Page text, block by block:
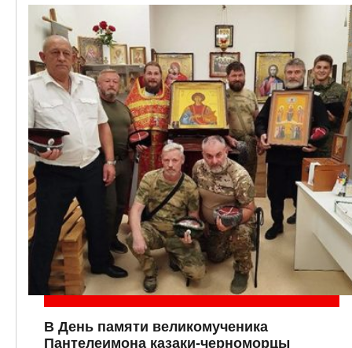
В День памяти великомученика
Пантелеимона казаки-черноморцы